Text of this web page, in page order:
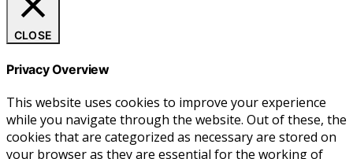
CLOSE
Privacy Overview
This website uses cookies to improve your experience
while you navigate through the website. Out of these, the
cookies that are categorized as necessary are stored on
your browser as they are essential for the working of